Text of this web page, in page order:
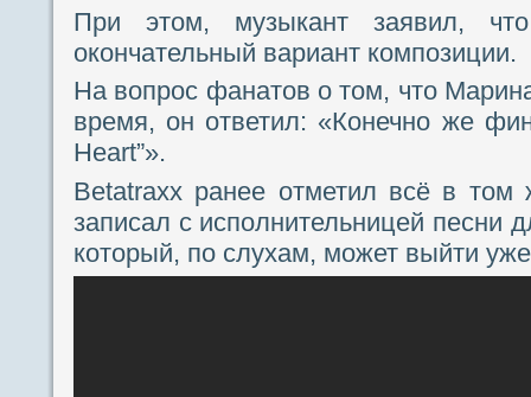
При этом, музыкант заявил,
окончательный вариант композиции.
На вопрос фанатов о том, что
время, он ответил: «Конечно же
Heart”».
Betatraxx ранее отметил всё в том
записал с исполнительницей песни
который, по слухам, может выйти